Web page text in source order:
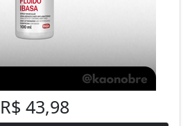
R$ 43,98